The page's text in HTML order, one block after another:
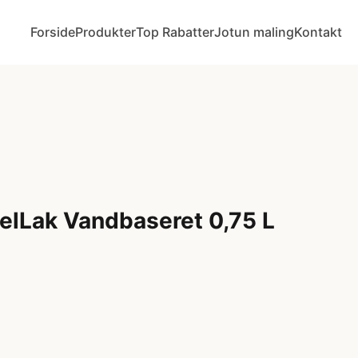
ForsideProdukterTop RabatterJotun malingKontakt
Vandbaseret 0,75 L